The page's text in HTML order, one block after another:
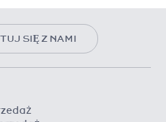
SIĘ Z NAMI